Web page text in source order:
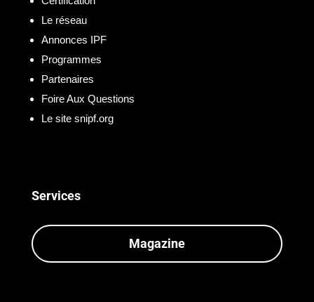
Le réseau
Annonces IPF
Programmes
Partenaires
Foire Aux Questions
Le site snipf.org
Services
Magazine